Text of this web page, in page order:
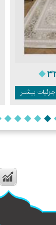
جزئیات بیشتر